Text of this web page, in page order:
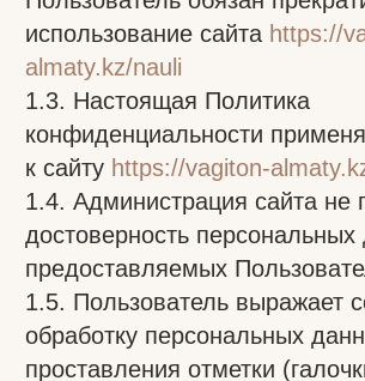
конфиденциальности устанавливает
обязательства Администрации сайта
https://vagiton-almaty.kz/nauli
неразглашению и обеспечению режима
защиты конфиденциальности
персональных данных, которые
Пользователь предоставляет при
регистрации на сайте или при оформлении
заказа.
2.2. Персональные данные, разрешённые
к обработке, включают: имя, контактный
телефон, адрес электронной почты.
2.3. ТОО «АЙСИKZ» защищает данные,
которые автоматически передаются в
процессе посещения страниц сайта (IP-
адрес, cookies, информация о браузере,